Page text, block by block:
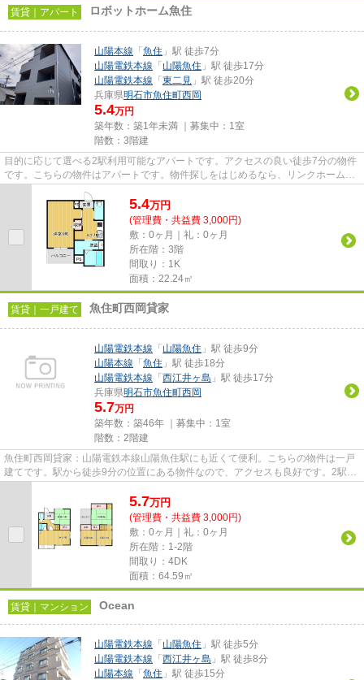
賃貸｜アパート ロボットホーム魚住
山陽本線 「 魚住 」駅 徒歩7分
山陽電鉄本線 「 山陽魚住 」駅 徒歩17分
山陽電鉄本線 「 東二見 」駅 徒歩20分
兵庫県明石市魚住町西岡
5.4万円
築年数：築1年未満 ｜募集中： 1室
階数：3階建
目的に応じて選べる2駅利用可能なアパートです。アクセスの良い徒歩7分の物件
です。こちらの物件はアパートです。物件探しをはじめるなら、リンクホームに
5.4万円
(管理費・共益費 3,000円)
敷：0ヶ月｜礼：0ヶ月
所在階：3階
間取り：1K
面積：22.24㎡
賃貸｜一戸建て 魚住町西岡貸家
山陽電鉄本線 「 山陽魚住 」駅 徒歩9分
山陽本線 「 魚住 」駅 徒歩18分
山陽電鉄本線 「 西江井ヶ島 」駅 徒歩17分
兵庫県明石市魚住町西岡
5.7万円
築年数：築46年 ｜募集中： 1室
階数：2階建
魚住町西岡貸家：山陽電鉄本線山陽魚住駅にも近くて便利。こちらの物件は一戸
建てです。駅から徒歩9分の位置にある物件なので、アクセスも良好です。2駅利
5.7万円
(管理費・共益費 3,000円)
敷：0ヶ月｜礼：0ヶ月
所在階：1-2階
間取り：4DK
面積：64.59㎡
賃貸｜マンション Ocean
山陽電鉄本線 「 山陽魚住 」駅 徒歩5分
山陽電鉄本線 「 西江井ヶ島 」駅 徒歩8分
山陽本線 「 魚住 」駅 徒歩15分